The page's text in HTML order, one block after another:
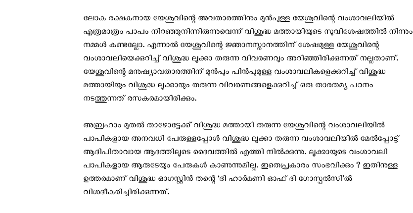
ലോക രക്ഷകനായ യേശുവിന്റെ അവതാരത്തിനും മുന്‍പുള്ള യേശുവിന്റെ വംശാവലിയില്‍
എത്രമാത്രം പാപം നിറഞ്ഞുനിന്നിരുന്നുവെന്ന് വിശുദ്ധ മത്തായിയുടെ സുവിശേഷത്തില്‍ നിന്നും
നമ്മള്‍ കണ്ടല്ലോ. എന്നാല്‍ യേശുവിന്റെ ജ്ഞാനസ്നാനത്തിന് ശേഷമുള്ള യേശുവിന്റെ
വംശാവലിയെക്കുറിച്ച് വിശുദ്ധ ലൂക്കാ തരുന്ന വിവരണവും അറിഞ്ഞിരിക്കുന്നത് നല്ലതാണ്.
യേശുവിന്റെ മനുഷ്യാവതാരത്തിന് മുന്‍പും പിന്‍പുമുള്ള വംശാവലികളെക്കുറിച്ച് വിശുദ്ധ
മത്തായിയും വിശുദ്ധ ലൂക്കായും തരുന്ന വിവരണങ്ങളെക്കുറിച്ച് ഒരു താരതമ്യ പഠനം
നടത്തുന്നത് രസകരമായിരിക്കും.
അബ്രഹാം മുതല്‍ താഴോട്ടേക്ക് വിശുദ്ധ മത്തായി തരുന്ന യേശുവിന്റെ വംശാവലിയില്‍
പാപികളായ അനവധി പേരുള്ളപ്പോള്‍ വിശുദ്ധ ലൂക്കാ തരുന്ന വംശാവലിയില്‍ മേല്‍പ്പോട്ട്‌
ആദിപിതാവായ ആദത്തിലൂടെ ദൈവത്തില്‍ എത്തി നില്‍ക്കുന്നു. ലൂക്കായുടെ വംശാവലി
പാപികളായ ആരുടേയും പേരുകള്‍ കാണുന്നുമില്ല. ഇതെപ്രകാരം സംഭവിക്കും ? ഇതിനുള്ള
ഉത്തരമാണ് വിശുദ്ധ ഓഗസ്റ്റിന്‍ തന്റെ ‘ദി ഹാര്‍മണി ഓഫ് ദി ഗോസ്പല്‍സി’ല്‍
വിശദീകരിച്ചിരിക്കുന്നത്.